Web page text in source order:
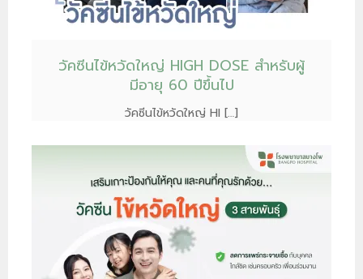
วัคซีนไข้หวัดใหญ่ HIGH DOSE สำหรับผู้
มีอายุ 60 ปีขึ้นไป
วัคซีนไข้หวัดใหญ่ HI […]